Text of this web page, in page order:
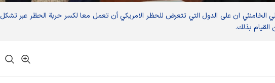
علي الخامنئي ان على الدول التي تتعرض للحظر الامريكي أن تعمل معا لكسر حربة الحظر عبر تشكل
بذلك.